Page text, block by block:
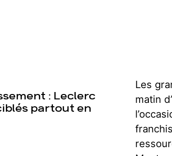
: Leclerc
partout en
Les
matin